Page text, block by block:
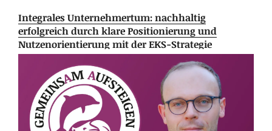
Integrales Unternehmertum: nachhaltig
erfolgreich durch klare Positionierung und
Nutzenorientierung mit der EKS-Strategie